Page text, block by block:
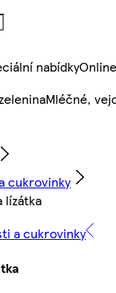
nabídky
Mléčné,
cukrovinky
lízátka
a cukrovinky